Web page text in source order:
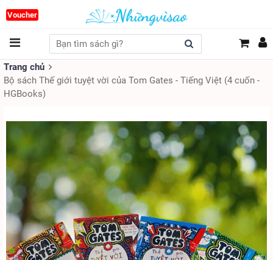
Voucher
Trang chủ
Bộ sách Thế giới tuyệt vời của Tom Gates - Tiếng Việt (4 cuốn -
HGBooks)